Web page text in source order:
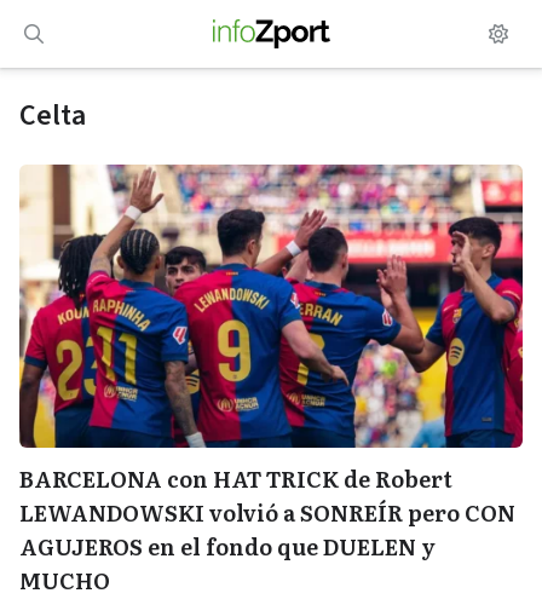
contenido
Celta
BARCELONA con HAT TRICK de Robert
LEWANDOWSKI volvió a SONREÍR pero CON
AGUJEROS en el fondo que DUELEN y
MUCHO